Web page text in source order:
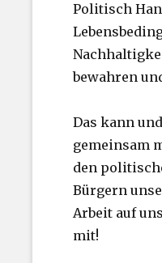
Politisch
bewahren
Das kann
gemeinsam
den
Bürgern
Arbeit auf
mit!